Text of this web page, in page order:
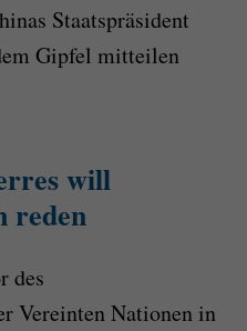
Staatspräsident
Gipfel mitteilen
will
reden
des
Vereinten Nationen in